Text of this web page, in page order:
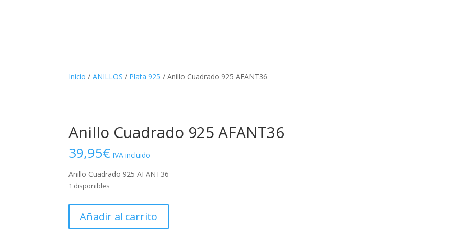
Inicio /ANILLOS / Plata 925 / Anillo Cuadrado 925 AFANT36
Anillo Cuadrado 925 AFANT36
39,95€ IVA incluido
Anillo Cuadrado 925 AFANT36
1 disponibles
Cuadrado
Añadir al carrito